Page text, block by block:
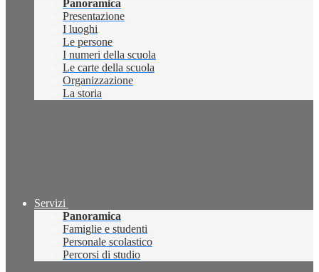
Panoramica
Presentazione
I luoghi
Le persone
I numeri della scuola
Le carte della scuola
Organizzazione
La storia
Servizi
Panoramica
Famiglie e studenti
Personale scolastico
Percorsi di studio